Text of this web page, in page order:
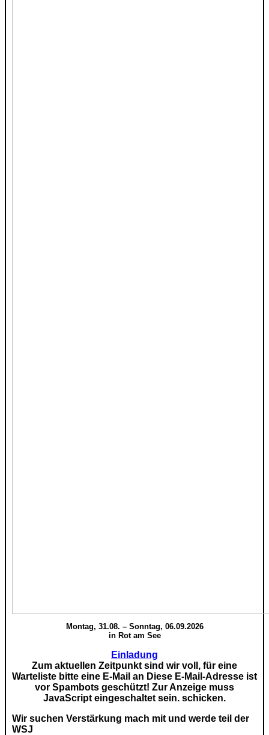
Montag, 31.08. – Sonntag, 06.09.2026
in Rot am See
Einladung
Zum aktuellen Zeitpunkt sind wir voll, für eine
Warteliste bitte eine E-Mail an Diese E-Mail-Adresse ist
vor Spambots geschützt! Zur Anzeige muss
JavaScript eingeschaltet sein. schicken.
Wir suchen Verstärkung mach mit und werde teil der
WSJ